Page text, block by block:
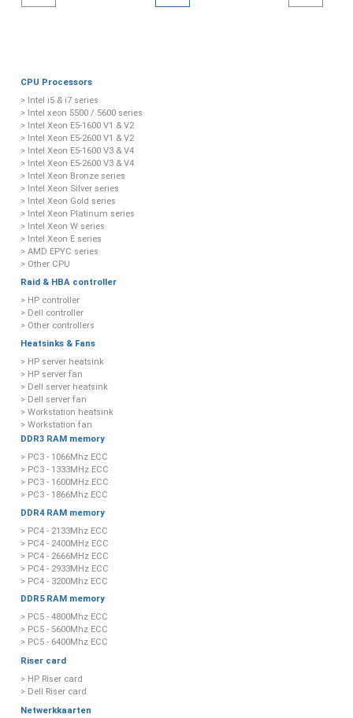
CPU Processors
> Intel i5 & i7 series
> Intel xeon 5500 / 5600 series
> Intel Xeon E5-1600 V1 & V2
> Intel Xeon E5-2600 V1 & V2
> Intel Xeon E5-1600 V3 & V4
> Intel Xeon E5-2600 V3 & V4
> Intel Xeon Bronze series
> Intel Xeon Silver series
> Intel Xeon Gold series
> Intel Xeon Platinum series
> Intel Xeon W series
> Intel Xeon E series
> AMD EPYC series
> Other CPU
Raid & HBA controller
> HP controller
> Dell controller
> Other controllers
Heatsinks & Fans
> HP server heatsink
> HP server fan
> Dell server heatsink
> Dell server fan
> Workstation heatsink
> Workstation fan
DDR3 RAM memory
> PC3 - 1066Mhz ECC
> PC3 - 1333MHz ECC
> PC3 - 1600MHz ECC
> PC3 - 1866Mhz ECC
DDR4 RAM memory
> PC4 - 2133Mhz ECC
> PC4 - 2400MHz ECC
> PC4 - 2666MHz ECC
> PC4 - 2933MHz ECC
> PC4 - 3200Mhz ECC
DDR5 RAM memory
> PC5 - 4800Mhz ECC
> PC5 - 5600Mhz ECC
> PC5 - 6400Mhz ECC
Riser card
> HP Riser card
> Dell Riser card
Netwerkkaarten